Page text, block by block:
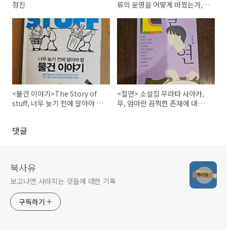
정진
류의 운명을 어떻게 바꿨는가,
<물건 이야기>The Story of
stuff, 너무 늦기 전에 알아야 할
<절연> 소설집 무라타 사야카,
무, 엄마란 끔찍한 존재에 대하
댓글
북사유
보고나면 사라지는 것들에 대한 기록
구독하기